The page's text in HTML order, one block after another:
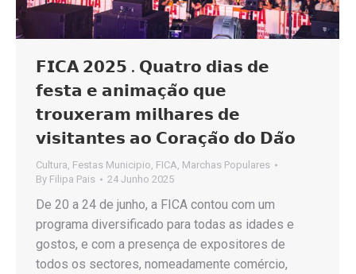
𝗙𝗜𝗖𝗔 𝟮𝟬𝟮𝟱 . 𝗤𝘂𝗮𝘁𝗿𝗼 𝗱𝗶𝗮𝘀 𝗱𝗲
𝗳𝗲𝘀𝘁𝗮 𝗲 𝗮𝗻𝗶𝗺𝗮𝗰̧𝗮̃𝗼 𝗾𝘂𝗲
𝘁𝗿𝗼𝘂𝘅𝗲𝗿𝗮𝗺 𝗺𝗶𝗹𝗵𝗮𝗿𝗲𝘀 𝗱𝗲
𝘃𝗶𝘀𝗶𝘁𝗮𝗻𝘁𝗲𝘀 𝗮𝗼 𝗖𝗼𝗿𝗮𝗰̧𝗮̃𝗼 𝗱𝗼 𝗗𝗮̃𝗼
Cultura, Festas Municipio, FICA, Marchas Populares
By Filipa Pais 24 Junho 2025
De 20 a 24 de junho, a FICA contou com um
programa diversificado para todas as idades e
gostos, e com a presença de expositores de
todos os sectores, nomeadamente comércio,